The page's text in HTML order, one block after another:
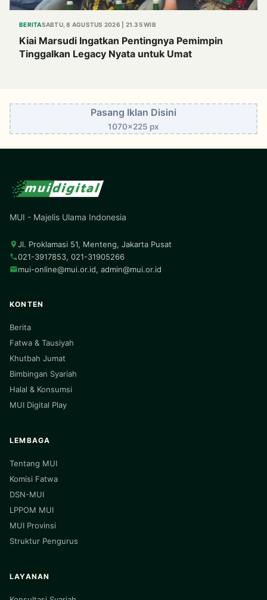
BERITASABTU, 8 AGUSTUS 2026 | 21.35 WIB
Kiai Marsudi Ingatkan Pentingnya Pemimpin
Tinggalkan Legacy Nyata untuk Umat
Pasang Iklan Disini
1070x225 px
MUI - Majelis Ulama Indonesia
Jl. Proklamasi 51, Menteng, Jakarta Pusat
021-3917853, 021-31905266
mui-online@mui.or.id, admin@mui.or.id
KONTEN
Berita
Fatwa & Tausiyah
Khutbah Jumat
Bimbingan Syariah
Halal & Konsumsi
MUI Digital Play
LEMBAGA
Tentang MUI
Komisi Fatwa
DSN-MUI
LPPOM MUI
MUI Provinsi
Struktur Pengurus
LAYANAN